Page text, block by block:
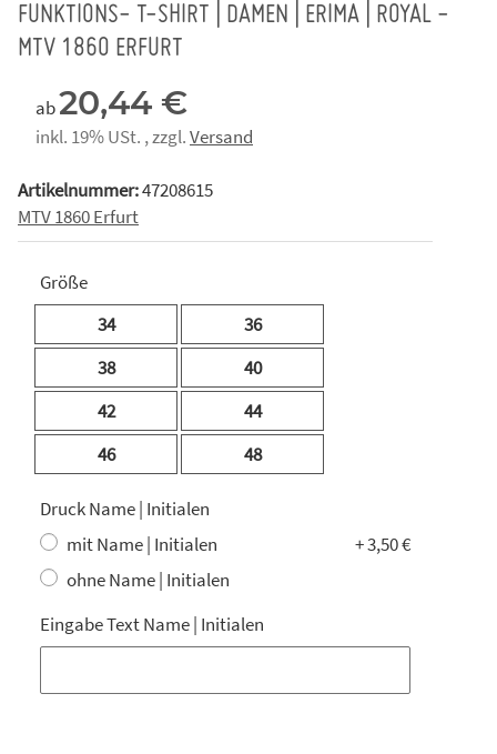
FUNKTIONS- T-SHIRT | DAMEN | ERIMA | ROYAL -
MTV 1860 ERFURT
ab20,44 €
inkl. 19% USt. , zzgl.Versand
Artikelnummer:47208615
MTV 1860 Erfurt
Größe
34
36
38
40
42
44
46
48
Druck Name | Initialen
mit Name | Initialen
+ 3,50 €
ohne Name | Initialen
Eingabe Text Name | Initialen